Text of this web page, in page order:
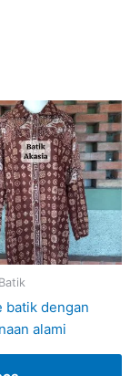
batik dengan
alami